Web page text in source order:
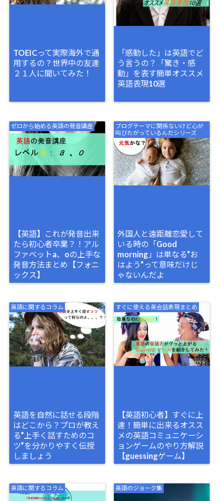
TOEICって実際海外で通
用するの？世界中の友達
２１人に聞いてみた！
「感動した」は英語でど
う言うの？「驚き・感
動」を表す簡単オススメ
英語表現10選
ゼロから始める英語の発音講座
【英語】これが発音出来
たら初心者卒業？！アル
ファベットa、oの上手な
発音方法まとめ【フォニ
ックス】
ブログテーマに関係ないけど心が
叫びたがっているんだシリーズ
外国人と遠距離恋愛して
いる時の「Good
morning」は単なる”お
はよう”って意味だけじ
ゃないんだよ
英語に関するコラム
英語を自然に話せる段階
はどこから？プロが教え
る”上手く話すためのコ
ツ”を分かりやすく伝授
しましょう
すぐに使える英会話表現まとめ
【英語初心者】すぐに上
達！簡単に出来るオスス
メの英語コミュニケーシ
ョンゲームのやり方解説
【guessingゲーム】
英語に関するコラム 英語のジョーク集